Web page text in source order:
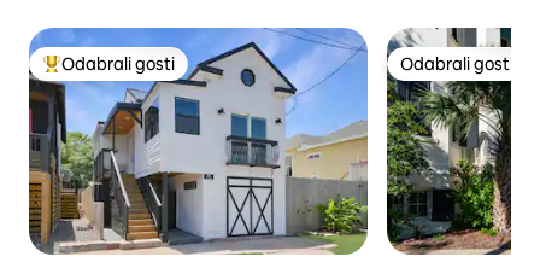
Među najviše rangiranima s oznakom „Odabrali gosti”
Odabrali gosti Odabrali gosti
Odabrali gosti